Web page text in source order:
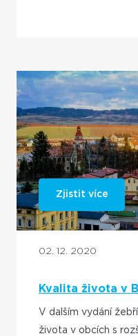
Zjistit více
02. 12. 2020
Kvalita života v
V dalším vydání
života v obcích s